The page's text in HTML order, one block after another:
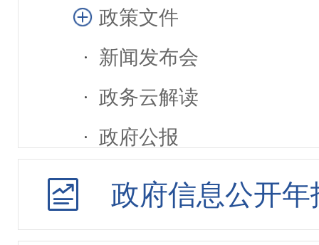
政策文件
新闻发布会
政务云解读
政府公报
规划计划
政府信息公开年